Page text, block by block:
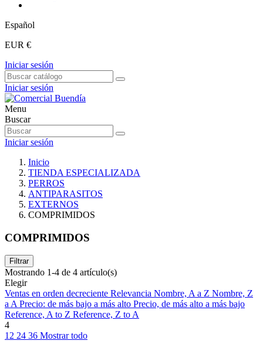
Español
EUR €
Iniciar sesión
Iniciar sesión
Menu
Buscar
Iniciar sesión
Inicio
TIENDA ESPECIALIZADA
PERROS
ANTIPARASITOS
EXTERNOS
COMPRIMIDOS
COMPRIMIDOS
Filtrar
Mostrando 1-4 de 4 artículo(s)
Elegir
Ventas en orden decreciente Relevancia Nombre, A a Z Nombre, Z
a APrecio: de más bajo a más alto Precio, de más alto a más bajo
Reference, A to Z Reference, Z to A
4
12 24 36 Mostrar todo